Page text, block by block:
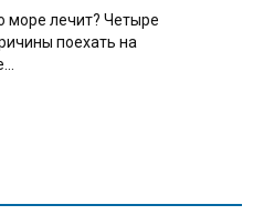
море лечит? Четыре
поехать на